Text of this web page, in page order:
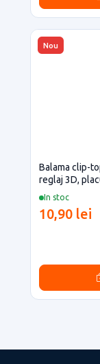
Nou
In stoc
Balama clip-
reglaj 3D,
10,90 lei